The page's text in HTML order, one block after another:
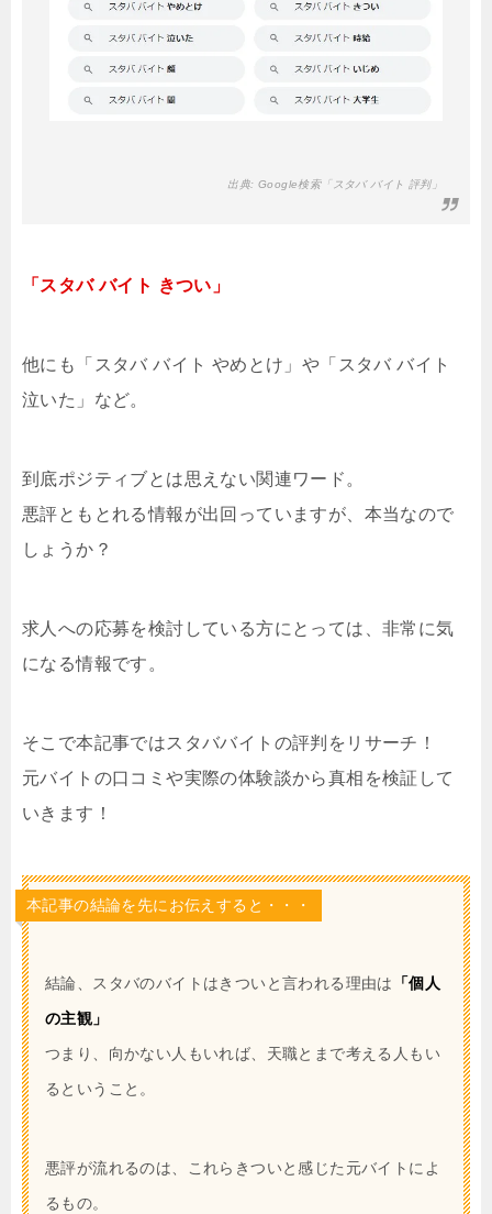
出典: Google検索「スタバ バイト 評判」
「スタバ バイト きつい」
他にも「スタバ バイト やめとけ」や「スタバ バイト
泣いた」など。
到底ポジティブとは思えない関連ワード。
悪評ともとれる情報が出回っていますが、本当なので
しょうか？
求人への応募を検討している方にとっては、非常に気
になる情報です。
そこで本記事ではスタババイトの評判をリサーチ！
元バイトの口コミや実際の体験談から真相を検証して
いきます！
本記事の結論を先にお伝えすると・・・
結論、スタバのバイトはきついと言われる理由は
「個人
の主観」
つまり、向かない人もいれば、天職とまで考える人もい
るということ。
悪評が流れるのは、これらきついと感じた元バイトによ
るもの。